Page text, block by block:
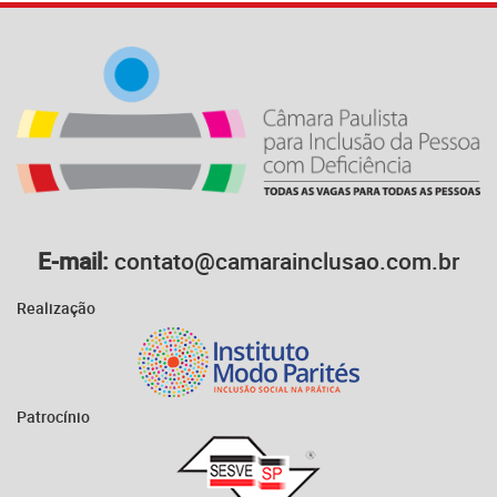
E-mail: contato@camarainclusao.com.br
Realização
Patrocínio